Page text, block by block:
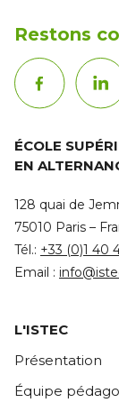
Restons
ÉCOLE
EN
128 quai de
75010 Paris –
Tél.: +33 (0)1 40
Email :
L'ISTEC
Présentation
Équipe